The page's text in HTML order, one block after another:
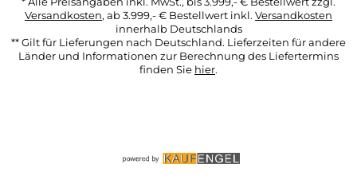
Versandkosten, ab 3.999,- € Bestellwert inkl. Versandkosten
innerhalb Deutschlands
** Gilt für Lieferungen nach Deutschland. Lieferzeiten für andere
Länder und Informationen zur Berechnung des Liefertermins
finden Sie hier.